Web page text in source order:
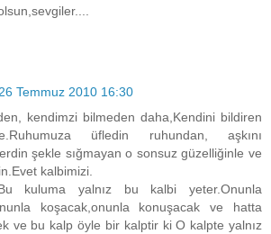
Temmuz 2010 16:30
kendimzi bilmeden daha,Kendini bildiren
üfledin ruhundan, aşkını
şekle sığmayan o sonsuz güzelliğinle ve
kalbimizi.
kuluma yalnız bu kalbi yeter.Onunla
koşacak,onunla konuşacak ve hatta
ve bu kalp öyle bir kalptir ki O kalpte yalnız